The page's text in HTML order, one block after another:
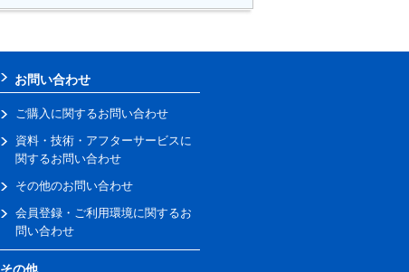
お問い合わせ
ご購入に関するお問い合わせ
資料・技術・アフターサービスに
関するお問い合わせ
その他のお問い合わせ
会員登録・ご利用環境に関するお
問い合わせ
その他